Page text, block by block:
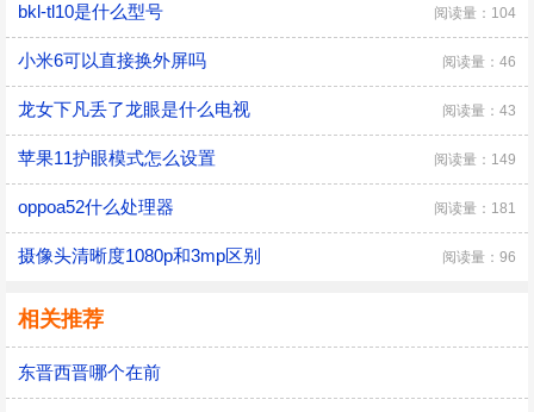
bkl-tl10是什么型号 阅读量：104
小米6可以直接换外屏吗 阅读量：46
龙女下凡丢了龙眼是什么电视 阅读量：43
苹果11护眼模式怎么设置 阅读量：149
oppoa52什么处理器 阅读量：181
摄像头清晰度1080p和3mp区别 阅读量：96
相关推荐
东晋西晋哪个在前